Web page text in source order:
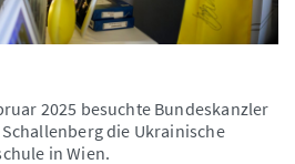
2025 besuchte Bundeskanzler
die Ukrainische
in Wien.